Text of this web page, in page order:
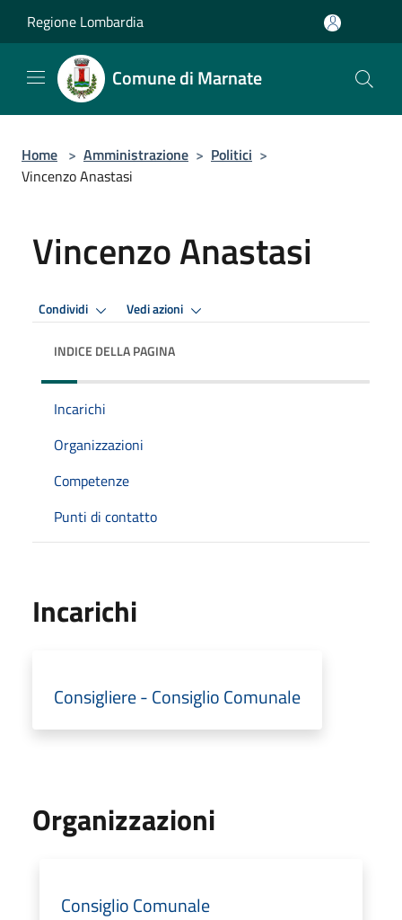
Regione Lombardia
Comune di Marnate
Home > Amministrazione > Politici >
Vincenzo Anastasi
Vincenzo Anastasi
Condividi Vedi azioni
INDICE DELLA PAGINA
Incarichi
Organizzazioni
Competenze
Punti di contatto
Incarichi
Consigliere - Consiglio Comunale
Organizzazioni
Consiglio Comunale